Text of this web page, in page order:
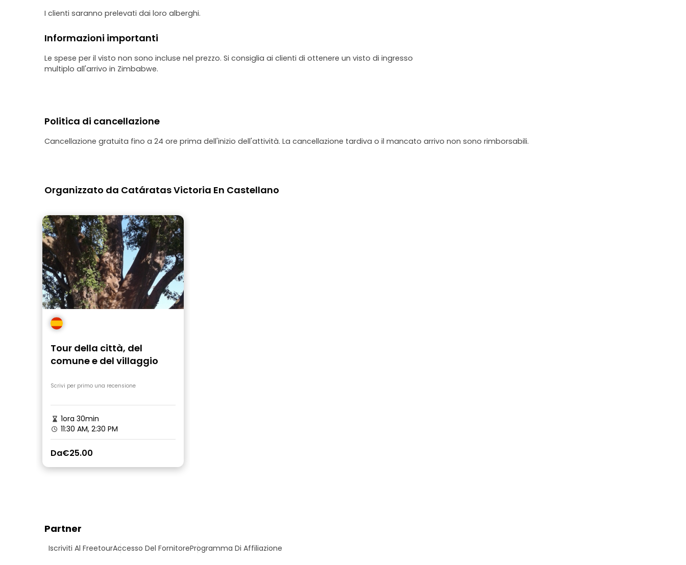
I clienti saranno prelevati dai loro alberghi.
Informazioni importanti
Le spese per il visto non sono incluse nel prezzo. Si consiglia ai clienti di ottenere un visto di ingresso
multiplo all'arrivo in Zimbabwe.
Politica di cancellazione
Cancellazione gratuita fino a 24 ore prima dell'inizio dell'attività. La cancellazione tardiva o il mancato arrivo non sono rimborsabili.
Organizzato da Catáratas Victoria En Castellano
Tour della città, del
comune e del villaggio
Scrivi per primo una recensione
1ora 30min
11:30 AM, 2:30 PM
Da€25.00
Partner
Iscriviti Al FreetourAccesso Del FornitoreProgramma Di Affiliazione